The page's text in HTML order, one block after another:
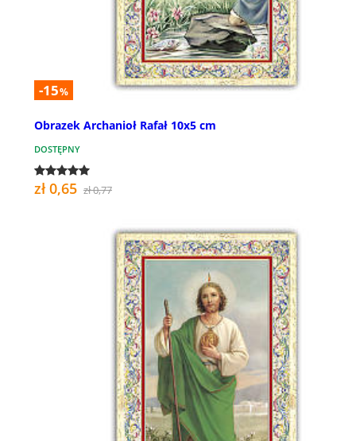
-15%
Obrazek Archanioł Rafał 10x5 cm
DOSTĘPNY
zł 0,65 zł 0,77